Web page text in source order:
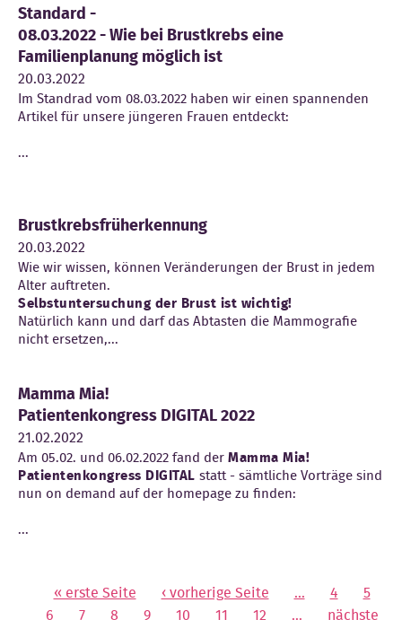
Standard -
08.03.2022 - Wie bei Brustkrebs eine
Familienplanung möglich ist
20.03.2022
Im Standrad vom 08.03.2022 haben wir einen spannenden
Artikel für unsere jüngeren Frauen entdeckt:
...
Brustkrebsfrüherkennung
20.03.2022
Wie wir wissen, können Veränderungen der Brust in jedem
Alter auftreten.
Selbstuntersuchung der Brust ist wichtig!
Natürlich kann und darf das Abtasten die Mammografie
nicht ersetzen,...
Mamma Mia!
Patientenkongress DIGITAL 2022
21.02.2022
Am 05.02. und 06.02.2022 fand derMamma Mia!
Patientenkongress DIGITAL statt - sämtliche Vorträge sind
nun on demand auf der homepage zu finden:
...
Seiten« erste Seite ‹ vorherige Seite … 4
5
6
7 8 9 10 11 12 …
nächste